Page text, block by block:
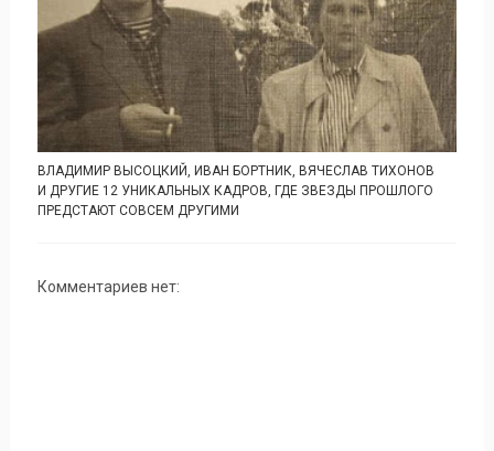
ВЛАДИМИР ВЫСОЦКИЙ, ИВАН БОРТНИК, ВЯЧЕСЛАВ ТИХОНОВ
И ДРУГИЕ 12 УНИКАЛЬНЫХ КАДРОВ, ГДЕ ЗВЕЗДЫ ПРОШЛОГО
ПРЕДСТАЮТ СОВСЕМ ДРУГИМИ
Комментариев нет: